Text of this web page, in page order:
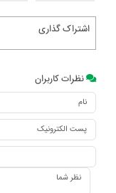
اشتراک گذاری
نظرات کاربران